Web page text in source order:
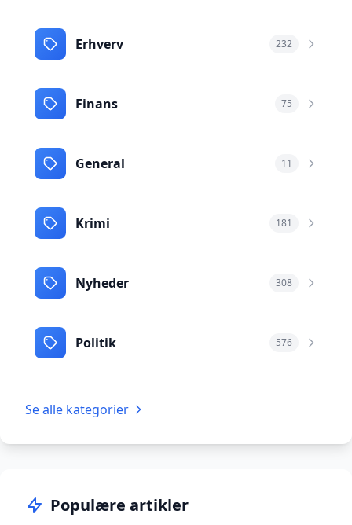
Erhverv 232
Finans 75
General 11
Krimi 181
Nyheder 308
Politik 576
Se alle kategorier
Populære artikler